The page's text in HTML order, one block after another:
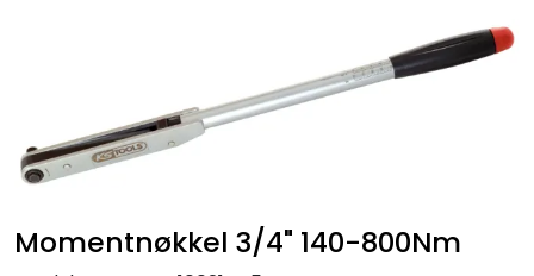
Momentnøkkel 3/4" 140-800Nm
PÅBYGG OG CHASSIS
SIKKERHET
KONTAKT OSS